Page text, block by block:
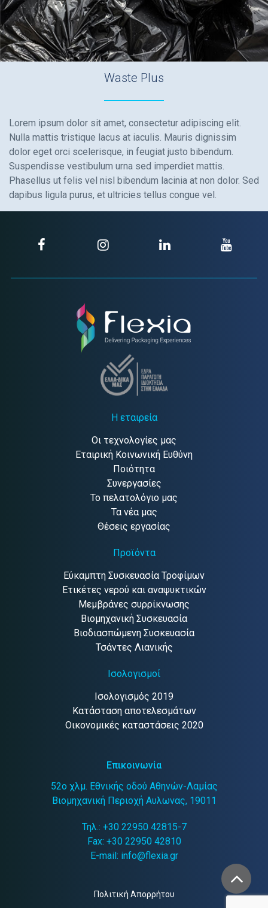
Waste Plus
Lorem ipsum dolor sit amet, consectetur adipiscing elit.
Nulla mattis tristique lacus at iaculis. Mauris dignissim
dolor eget orci scelerisque, in feugiat justo bibendum.
Suspendisse vestibulum urna sed imperdiet mattis.
Phasellus ut felis vel nisl bibendum lacinia at non dolor. Sed
dapibus ligula purus, et ultricies tellus congue vel.
Η εταιρεία
Οι τεχνολογίες μας
Εταιρική Κοινωνική Ευθύνη
Ποιότητα
Συνεργασίες
Το πελατολόγιο μας
Τα νέα μας
Θέσεις εργασίας
Προϊόντα
Εύκαμπτη Συσκευασία Τροφίμων
Ετικέτες νερού και αναψυκτικών
Μεμβράνες συρρίκνωσης
Βιομηχανική Συσκευασία
Βιοδιασπώμενη Συσκευασία
Τσάντες Λιανικής
Ισολογισμοί
Ισολογισμός 2019
Κατάσταση αποτελεσμάτων
Οικονομικές καταστάσεις 2020
Επικοινωνία
52ο χλμ. Εθνικής οδού Αθηνών-Λαμίας
Βιομηχανική Περιοχή Αυλωνας, 19011
Τηλ.: +30 22950 42815-7
Fax: +30 22950 42810
E-mail: info@flexia.gr
Πολιτική Απορρήτου